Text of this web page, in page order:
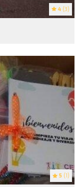
4 (3)
5 (1)